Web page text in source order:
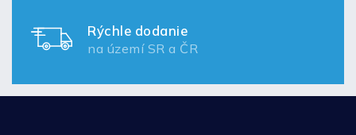
Rýchle dodanie
na území SR a ČR